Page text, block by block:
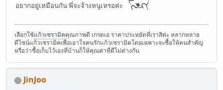
อยากอยู่เหมือนกัน พี่จะจ้างหนูเหรอค่ะ
เลือกใช้แก้วเซรามิคคุณภาพดี เกรดเอ ราคาประหยัดที่เราสิค่ะ หลากหลาย
ดีไซน์แก้วเซรามิคเพื่อเอาใจคนรักแก้วเซรามิคโดยเฉพาะจะซื้อให้คนสำคัญ
หรือว่าซื้อเก็บไว้เองที่บ้านก็ให้คุณค่าที่ดีไม่ต่างกัน
JinJoo